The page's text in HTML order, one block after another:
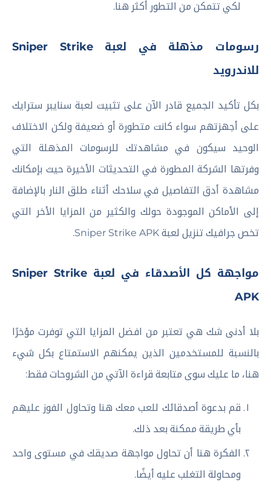
لكي تتمكن من التطور أكثر هنا.
رسومات مذهلة في لعبة Sniper Strike
للاندرويد
بكل تأكيد الجميع قادر الآن على تثبيت لعبة سنايبر سترايك
على أجهزتهم سواء كانت متطورة أو ضعيفة ولكن الاختلاف
الوحيد سيكون في مشاهدتك للرسومات المذهلة التي
وفرتها الشركة المطورة في التحديثات الأخيرة حيث بإمكانك
مشاهدة أدق التفاصيل في سلاحك أثناء طلق النار بالإضافة
إلى الأماكن الموجودة حولك والكثير من المزايا الأخر التي
تخص جرافيك تنزيل لعبة Sniper Strike APK.
مواجهة كل الأصدقاء في لعبة Sniper Strike
APK
بلا أدنى شك هي تعتبر من افضل المزايا التي توفرت مؤخرًا
بالنسبة للمستخدمين الذين يمكنهم الاستمتاع بكل شيء
هنا، ما عليك سوى متابعة قراءة الآتي من الشروحات فقط:
قم بدعوة أصدقائك للعب معك هنا وتحاول الفوز عليهم
بأي طريقة ممكنة بعد ذلك.
الفكرة هنا أن تحاول مواجهة صديقك في مستوى واحد
ومحاولة التغلب عليه أيضًا.